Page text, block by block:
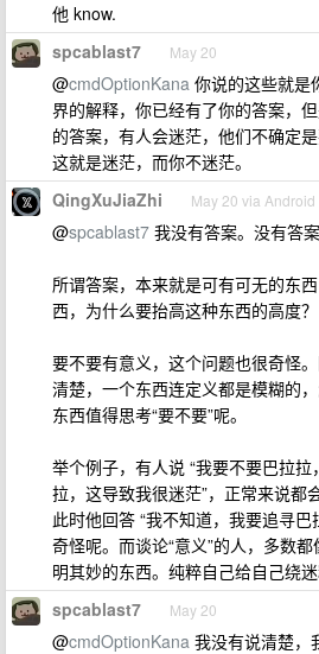
他 know.
spcablast7 May 20
@cmdOptionKana 你说的这些就是
界的解释，你已经有了你的答案，
的答案，有人会迷茫，他们不确定
这就是迷茫，而你不迷茫。
QingXuJiaZhi May 20 via Android
@spcablast7 我没有答案。没有答案
所谓答案，本来就是可有可无的东
西，为什么要抬高这种东西的高度？
要不要有意义，这个问题也很奇怪
清楚，一个东西连定义都是模糊的
东西值得思考“要不要”呢。
举个例子，有人说 “我要不要巴拉
拉，这导致我很迷茫”，正常来说都
此时他回答 “我不知道，我要追寻
奇怪呢。而谈论“意义”的人，多数
明其妙的东西。纯粹自己给自己绕迷
spcablast7 May 20
@cmdOptionKana 我没有说清楚，